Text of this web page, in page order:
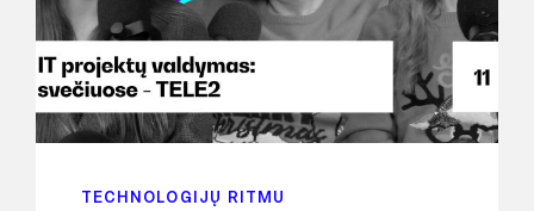
TECHNOLOGIJŲ RITMU